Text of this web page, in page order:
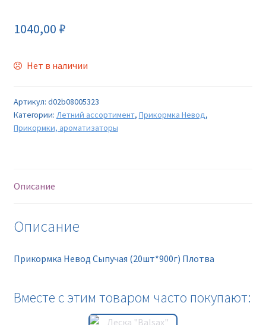
1040,00 ₽
Нет в наличии
Артикул: d02b08005323
Категории: Летний ассортимент, Прикормка Невод,
Прикормки, ароматизаторы
Описание
Описание
Прикормка Невод Сыпучая (20шт*900г) Плотва
Вместе с этим товаром часто покупают: